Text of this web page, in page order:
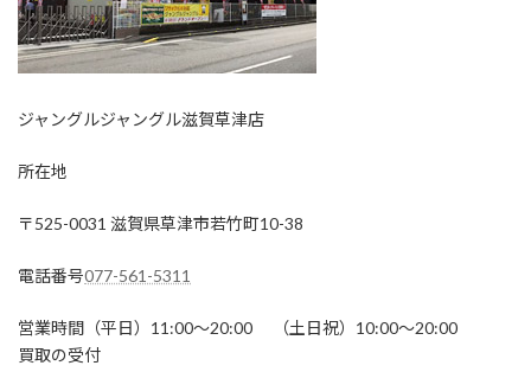
ジャングルジャングル滋賀草津店
所在地
〒525-0031 滋賀県草津市若竹町10-38
電話番号077-561-5311
営業時間（平日）11:00～20:00 （土日祝）10:00～20:00
買取の受付